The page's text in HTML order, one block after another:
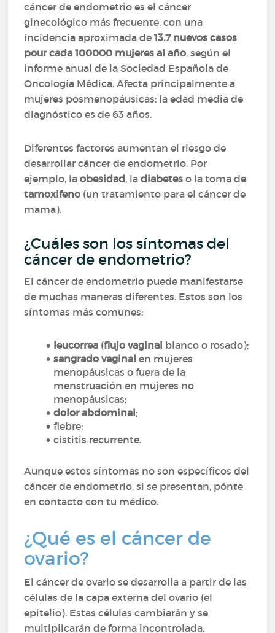
cáncer de endometrio es el cáncer
ginecológico más frecuente, con una
incidencia aproximada de13.7 nuevos casos
pour cada 100000 mujeres al año, según el
informe anual de la Sociedad Española de
Oncología Médica. Afecta principalmente a
mujeres posmenopáusicas: la edad media de
diagnóstico es de 63 años.
Diferentes factores aumentan el riesgo de
desarrollar cáncer de endometrio. Por
ejemplo, laobesidad, ladiabetes o la toma de
tamoxifeno (un tratamiento para el cáncer de
mama).
¿Cuáles son los síntomas del
cáncer de endometrio?
El cáncer de endometrio puede manifestarse
de muchas maneras diferentes. Estos son los
síntomas más comunes:
leucorrea (flujo vaginal blanco o rosado);
sangrado vaginal en mujeres
menopáusicas o fuera de la
menstruación en mujeres no
menopáusicas;
dolor abdominal;
fiebre;
cistitis recurrente.
Aunque estos síntomas no son específicos del
cáncer de endometrio, si se presentan, pónte
en contacto con tu médico.
¿Qué es el cáncer de
ovario?
El cáncer de ovario se desarrolla a partir de las
células de la capa externa del ovario (el
epitelio). Estas células cambiarán y se
multiplicarán de forma incontrolada,